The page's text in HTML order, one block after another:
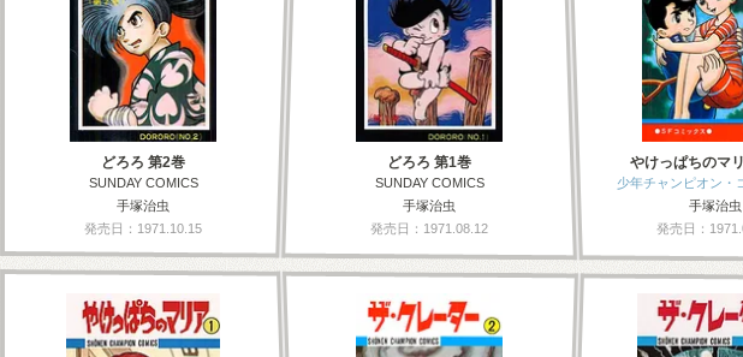
どろろ 第2巻
SUNDAY COMICS
手塚治虫
発売日：1971.10.15
どろろ 第1巻
SUNDAY COMICS
手塚治虫
発売日：1971.08.12
やけっぱちのマ
少年チャンピオン・
手塚治虫
発売日：